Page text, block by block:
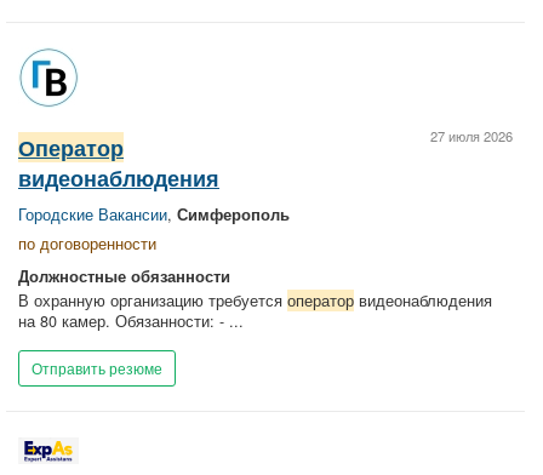
27 июля 2026
Оператор
видеонаблюдения
Городские Вакансии, Симферополь
по договоренности
Должностные обязанности
В охранную организацию требуется оператор видеонаблюдения
на 80 камер. Обязанности: - ...
Отправить резюме